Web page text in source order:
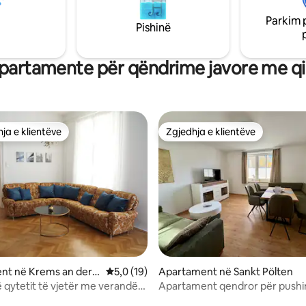
Liqeni Neusiedl,
Wand, Rax dhe
për ecje malore dhe shumë
🔸Skijim/snowboarding
🔸Rrëshqitje me rrëshqitëse
dimërore idilike
Pishinë
Parkim
për qëndrime javore me
e zgjedhjeve të klientëve
e klientëve
në Krems an der
Vlerësimi mesatar 5,0 nga 5, 19 vlerësime
5,0 (19)
qytetit të vjetër me verandë
Zgjedhja e klientëve
Zgjedhja e klientëve
Apartament në Sankt Pölten
Apartament qendror për